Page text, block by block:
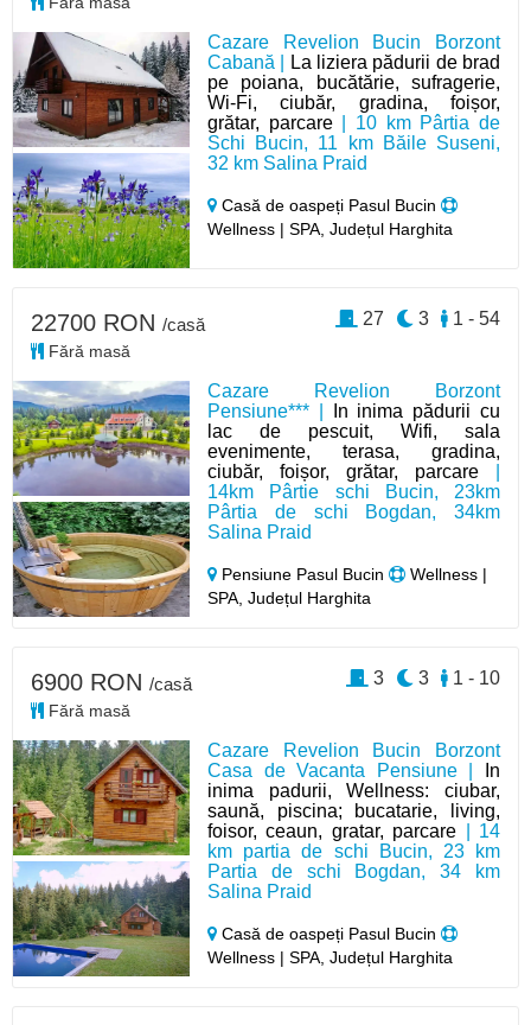
Cazare Revelion Bucin Borzont
Cabană |
La liziera pădurii de brad
pe poiana, bucătărie, sufragerie,
Wi-Fi, ciubăr, gradina, foișor,
grătar, parcare| 10 km Pârtia de
Schi Bucin, 11 km Băile Suseni,
32 km Salina Praid
Casă de oaspeți Pasul Bucin
Wellness | SPA, Județul Harghita
Cazare Revelion Borzont
Pensiune*** |
In inima pădurii cu
lac de pescuit, Wifi, sala
evenimente, terasa, gradina,
ciubăr, foișor, grătar, parcare
14km Pârtie schi Bucin, 23km
Pârtia de schi Bogdan, 34km
Salina Praid
Pensiune Pasul Bucin
Wellness |
SPA, Județul Harghita
22700 RON /casă
Fără masă
1 - 54
3
27
Cazare Revelion Bucin Borzont
Casa de Vacanta Pensiune |
In
inima padurii, Wellness: ciubar,
saună, piscina; bucatarie, living,
foisor, ceaun, gratar, parcare | 14
km partia de schi Bucin, 23 km
Partia de schi Bogdan, 34 km
Salina Praid
Casă de oaspeți Pasul Bucin
Wellness | SPA, Județul Harghita
6900 RON /casă
Fără masă
1 - 10
3
3